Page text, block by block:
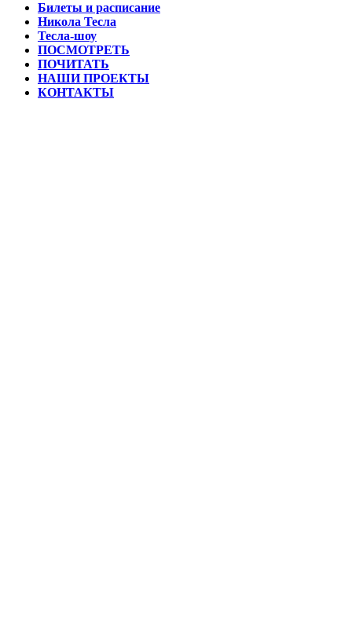
Билеты и расписание
Никола Тесла
Тесла-шоу
ПОСМОТРЕТЬ
ПОЧИТАТЬ
НАШИ ПРОЕКТЫ
КОНТАКТЫ